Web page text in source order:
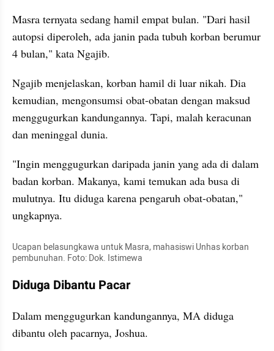
Masra ternyata sedang hamil empat bulan. "Dari hasil
autopsi diperoleh, ada janin pada tubuh korban berumur
4 bulan," kata Ngajib.
Ngajib menjelaskan, korban hamil di luar nikah. Dia
kemudian, mengonsumsi obat-obatan dengan maksud
menggugurkan kandungannya. Tapi, malah keracunan
dan meninggal dunia.
"Ingin menggugurkan daripada janin yang ada di dalam
badan korban. Makanya, kami temukan ada busa di
mulutnya. Itu diduga karena pengaruh obat-obatan,"
ungkapnya.
Ucapan belasungkawa untuk Masra, mahasiswi Unhas korban
pembunuhan. Foto: Dok. Istimewa
Diduga Dibantu Pacar
Dalam menggugurkan kandungannya, MA diduga
dibantu oleh pacarnya, Joshua.